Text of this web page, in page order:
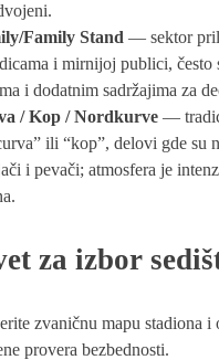
Family Stand — sektor
i mirnijoj publici, često
i dodatnim sadržajima za
/ Kop / Nordkurve —
ili “kop”, delovi gde su
i pevači; atmosfera je
za izbor
zvaničnu mapu stadiona i
provera bezbednosti.